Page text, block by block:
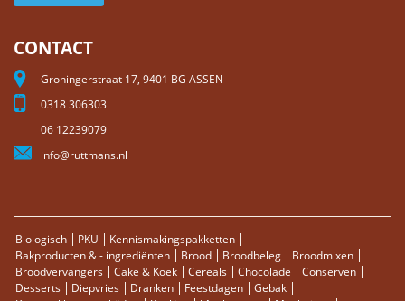
CONTACT
Groningerstraat 17, 9401 BG ASSEN
0318 306303
06 12239079
info@ruttmans.nl
Biologisch PKU
Kennismakingspakketten
Bakproducten & - ingrediënten
Brood Broodbeleg
Broodmixen
Broodvervangers
Cake & Koek Cereals Chocolade
Conserven
Desserts
Diepvries Dranken Feestdagen
Gebak